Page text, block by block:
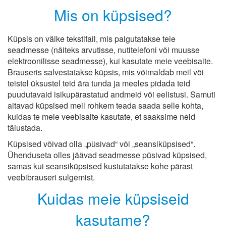
Mis on küpsised?
Küpsis on väike tekstifail, mis paigutatakse teie
seadmesse (näiteks arvutisse, nutitelefoni või muusse
elektroonilisse seadmesse), kui kasutate meie veebisaite.
Brauseris salvestatakse küpsis, mis võimaldab meil või
teistel üksustel teid ära tunda ja meeles pidada teid
puudutavaid isikupärastatud andmeid või eelistusi. Samuti
aitavad küpsised meil rohkem teada saada selle kohta,
kuidas te meie veebisaite kasutate, et saaksime neid
täiustada.
Küpsised võivad olla „püsivad“ või „seansiküpsised“.
Ühenduseta olles jäävad seadmesse püsivad küpsised,
samas kui seansiküpsised kustutatakse kohe pärast
veebibrauseri sulgemist.
Kuidas meie küpsiseid
kasutame?